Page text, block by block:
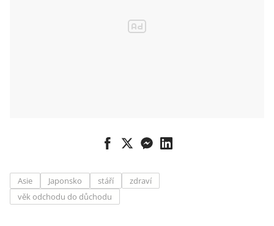
Asie Japonsko stáří
zdraví
věk odchodu do důchodu